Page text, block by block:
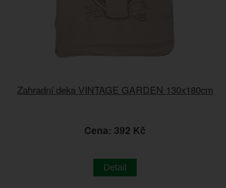
Zahradní deka VINTAGE GARDEN 130x180cm
Cena: 392 Kč
Detail